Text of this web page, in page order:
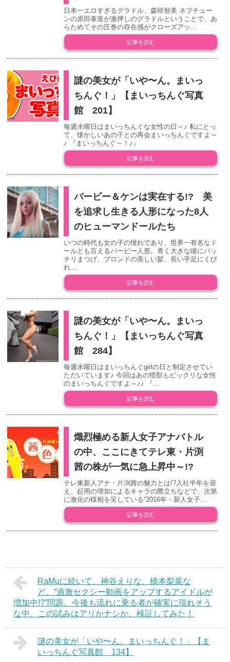
日本一エロすぎるグラドル、森咲智美 ネプチュー
ンの原田泰造が激押しのグラドルということで、あ
らためてその圧巻の存在感がクローズアッ...
記事を読む
謎の美女が「いや〜ん。まいっ
ちんぐ！」【まいっちんぐ写真
館 201】
毎週水曜日はまいっちんぐな女性の日～♪ 私にとっ
て、懐かしいあの子との再会まいっちんぐですよ～
♪ 『まいっちんぐ～！♪』
記事を読む
バービー＆ケンは実在する!? 美
を追求し生きる人形になった8人
のヒューマンドールたち
いつの時代も女の子の憧れであり、世界一有名なド
ールとも言えるバービー人形。青く大きな瞳にパッ
チリまつげ、ブロンドの美しい髪、長い手足にくび
れ...
記事を読む
謎の美女が「いや〜ん。まいっ
ちんぐ！」【まいっちんぐ写真
館 284】
毎週水曜日はまいっちんぐgirlの日と制定させてい
ただいています♪ 今回はあの怪獣もビックリな女性
のまいっちんぐですよ～♪♪ 『...
記事を読む
熾烈極める新人女子アナバトル
の中、ここにきてテレ東・片渕
茜の株が一気に急上昇中～!?
テレ東新人アナ・片渕茜の魅力とは!?入社半年を迎
え、起用の増加によるキャラの際立ちなどで、次第
に激化の様相を呈している“2016年・新人女子...
記事を読む
RaMuに続いて、神谷えりな、橋本梨菜な
ど、“過激セクシー動画をアップするアイドルが
増加中!?”問題。今後も流れに乗る者が確実に現れそう
な中、この試みはアリかナシか、検証してみた！
謎の美女が「いや〜ん。まいっちんぐ！」【ま
いっちんぐ写真館 134】